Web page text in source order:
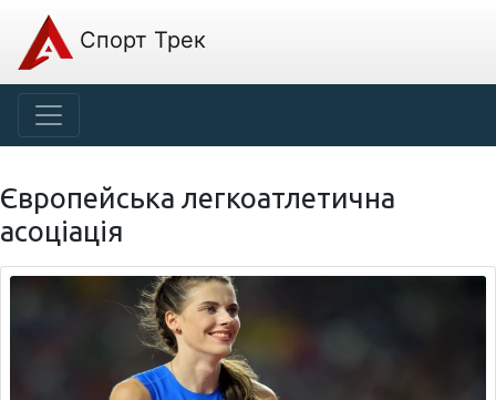
Спорт Трек
Європейська легкоатлетична
асоціація